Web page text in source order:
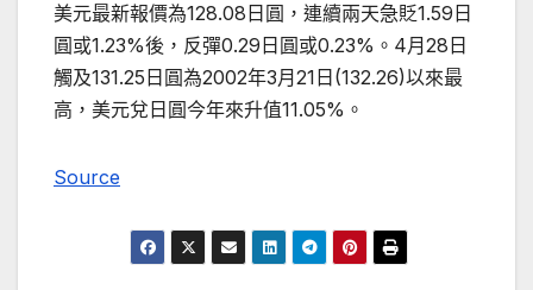
美元最新報價為128.08日圓，連續兩天急貶1.59日
圓或1.23%後，反彈0.29日圓或0.23%。4月28日
觸及131.25日圓為2002年3月21日(132.26)以來最
高，美元兌日圓今年來升值11.05%。
Source